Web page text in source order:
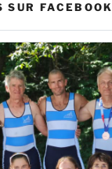
SUR FACEBOOK